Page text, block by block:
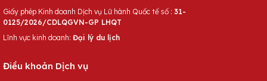
Giấy phép Kinh doanh Dịch vụ Lữ hành Quốc tế số : 31-
0125/2026/CDLQGVN-GP LHQT
Lĩnh vực kinh doanh: Đại lý du lịch
Điều khoản Dịch vụ